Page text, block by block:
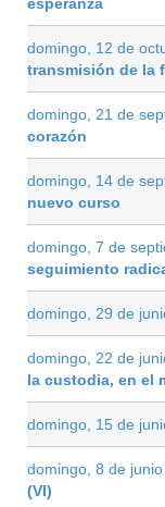
domingo, 12 de
transmisión de la
domingo, 21 de
corazón
domingo, 14 de
nuevo curso
domingo, 7 de
seguimiento
domingo, 29 de
domingo, 22 de
la custodia, en el
domingo, 15 de
domingo, 8 de
(VI)